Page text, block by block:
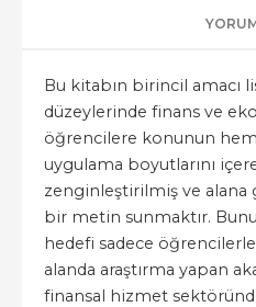
Bu kitabın birincil amacı
düzeylerinde finans ve
öğrencilere konunun
uygulama boyutlarını
zenginleştirilmiş ve alana
bir metin sunmaktır.
hedefi sadece öğrencilerle
alanda araştırma yapan
finansal hizmet